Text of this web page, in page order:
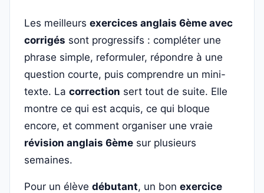
Les meilleurs exercices anglais 6ème avec
corrigés sont progressifs : compléter une
phrase simple, reformuler, répondre à une
question courte, puis comprendre un mini-
texte. La correction sert tout de suite. Elle
montre ce qui est acquis, ce qui bloque
encore, et comment organiser une vraie
révision anglais 6ème sur plusieurs
semaines.
Pour un élève débutant, un bon exercice